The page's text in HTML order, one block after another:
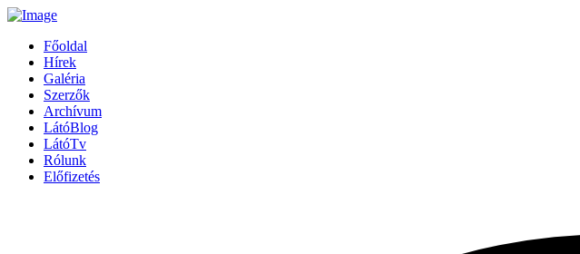
Főoldal
Hírek
Galéria
Szerzők
Archívum
LátóBlog
LátóTv
Rólunk
Előfizetés